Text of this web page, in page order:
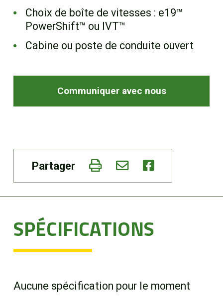
Choix de boîte de vitesses : e19™
PowerShift™ ou IVT™
Cabine ou poste de conduite ouvert
Communiquer avec nous
Partager
SPÉCIFICATIONS
Aucune spécification pour le moment